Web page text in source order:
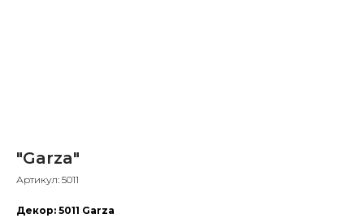
"Garza"
Артикул: 5011
Декор: 5011 Garza